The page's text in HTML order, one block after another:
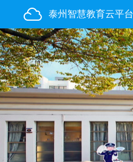
泰州智慧教育云平台